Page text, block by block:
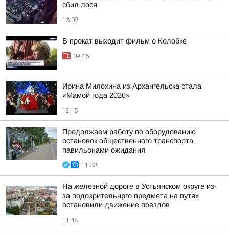
сбил лося
13:09
В прокат выходит фильм о Колобке
09:46
Ирина Милохина из Архангельска стала
«Мамой года 2026»
12:15
Продолжаем работу по оборудованию
остановок общественного транспорта
павильонами ожидания
11:33
На железной дороге в Устьянском округе из-
за подозрительнрго предмета на путях
остановили движение поездов
11:48